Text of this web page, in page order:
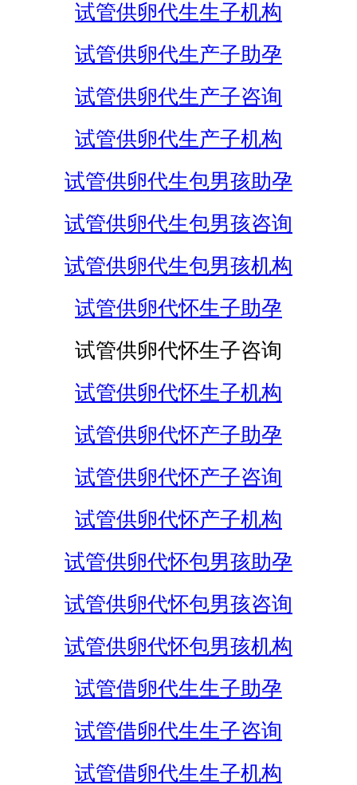
试管供卵代生生子机构
试管供卵代生产子助孕
试管供卵代生产子咨询
试管供卵代生产子机构
试管供卵代生包男孩助孕
试管供卵代生包男孩咨询
试管供卵代生包男孩机构
试管供卵代怀生子助孕
试管供卵代怀生子咨询
试管供卵代怀生子机构
试管供卵代怀产子助孕
试管供卵代怀产子咨询
试管供卵代怀产子机构
试管供卵代怀包男孩助孕
试管供卵代怀包男孩咨询
试管供卵代怀包男孩机构
试管借卵代生生子助孕
试管借卵代生生子咨询
试管借卵代生生子机构